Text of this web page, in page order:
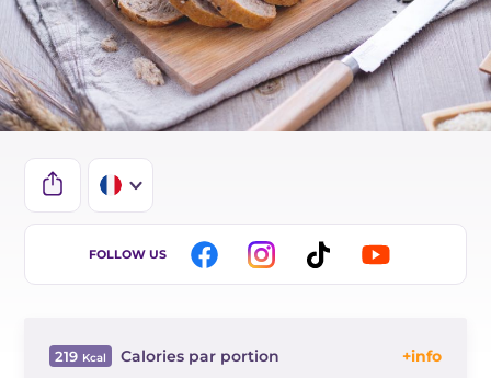
IT
BR
FOLLOW US
219 Calories par portion